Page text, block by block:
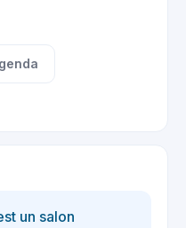
un salon